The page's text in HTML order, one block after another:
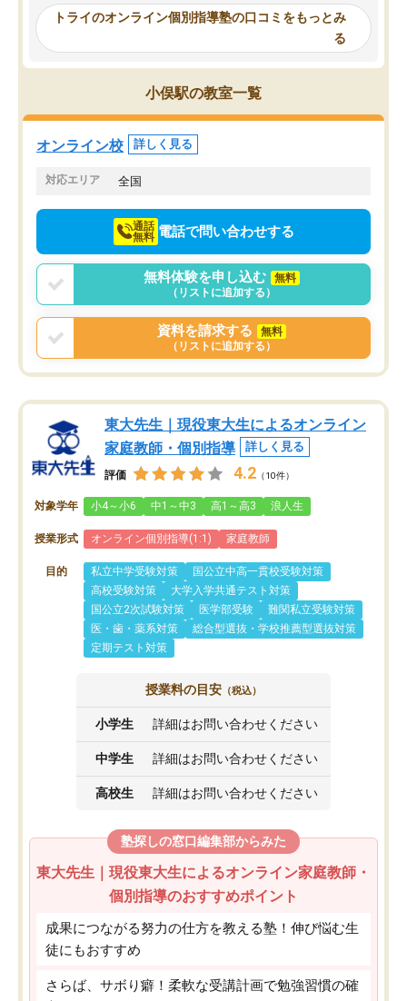
ったんですが、学生の先生から学ぶこ
み、徐々に成績が上がったらいいなと
思っていました。何が今足りないのか
を的確に指導いただき、子どももびっ
くりするほど楽しんでやる気を持って
塾を受けています。狙い通り、少しず
つ成績も上がり、苦手意識も無くなっ
てきたので、さらに苦手な数学も追加
でお願いしました。来年の高校受験に
らないところをピンポイ
頂いて、とてもわかり
していました。一生を
スト、多少お金がかかっ
トライのオンライン個別指導塾の口コミをもっとみ
る
小俣駅の教室一覧
オンライン校 詳しく見る
対応エリア 全国
通話
無料 電話で問い合わせする
無料体験を申し込む
無料
（リストに追加する）
資料を請求する
無料
（リストに追加する）
東大先生｜現役東大生によるオンライン
家庭教師・個別指導
詳しく見る
評価 4.2 （10件）
対象学年 小4～小6 中1～中3 高1～高3 浪人生
授業形式 オンライン個別指導(1:1) 家庭教師
目的 私立中学受験対策
国公立中高一貫校受験対策
高校受験対策
大学入学共通テスト対策
国公立2次試験対策
医学部受験
難関私立受験対策
医・歯・薬系対策
総合型選抜・学校推薦型選抜対策
定期テスト対策
授業料の目安 （税込）
小学生 詳細はお問い合わせください
中学生 詳細はお問い合わせください
高校生 詳細はお問い合わせください
塾探しの窓口編集部からみた
東大先生｜現役東大生によるオンライン家庭教師・
個別指導のおすすめポイント
成果につながる努力の仕方を教える塾！伸び悩む生
徒にもおすすめ
さらば、サボり癖！柔軟な受講計画で勉強習慣の確